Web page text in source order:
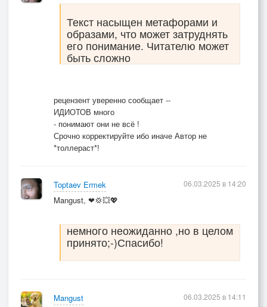
Текст насыщен метафорами и
образами, что может затруднять
его понимание. Читателю может
быть сложно
рецензент уверенно сообщает --
ИДИОТОВ много
- понимают они не всё !
Срочно корректируйте ибо иначе Автор не
*толлераст*!
Toptaev Ermek
Mangust, ❤💢💥💖
немного неожиданно ,но в целом
принято;-)Спасибо!
06.03.2025 в 14:20
Mangust
06.03.2025 в 14:11